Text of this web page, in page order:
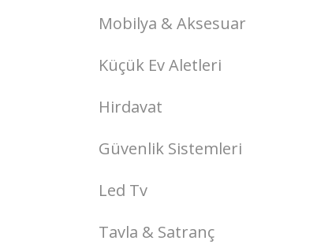
Mobilya & Aksesuar
Küçük Ev Aletleri
Hirdavat
Güvenlik Sistemleri
Led Tv
Tavla & Satranç